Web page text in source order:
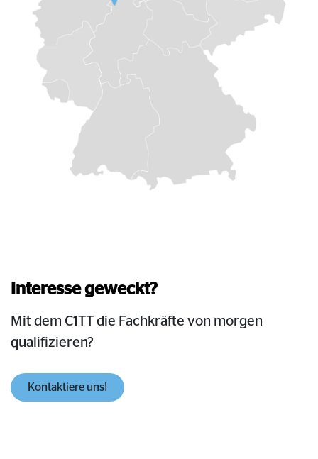
Interesse geweckt?
Mit dem C1TT die Fachkräfte von morgen
qualifizieren?
Kontaktiere uns!